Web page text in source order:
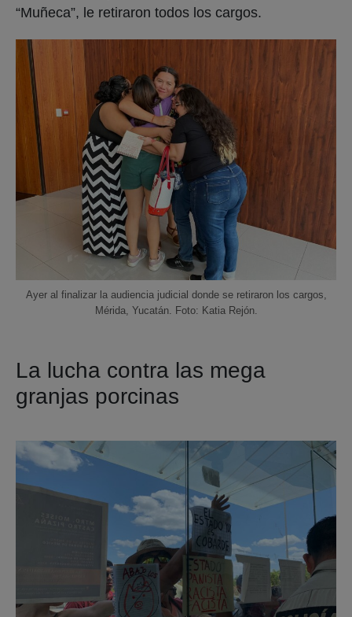
“Muñeca”, le retiraron todos los cargos.
Ayer al finalizar la audiencia judicial donde se retiraron los cargos,
Mérida, Yucatán. Foto: Katia Rejón.
La lucha contra las mega
granjas porcinas